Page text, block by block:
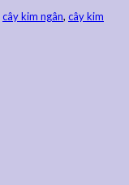
cây kim ngân, cây kim